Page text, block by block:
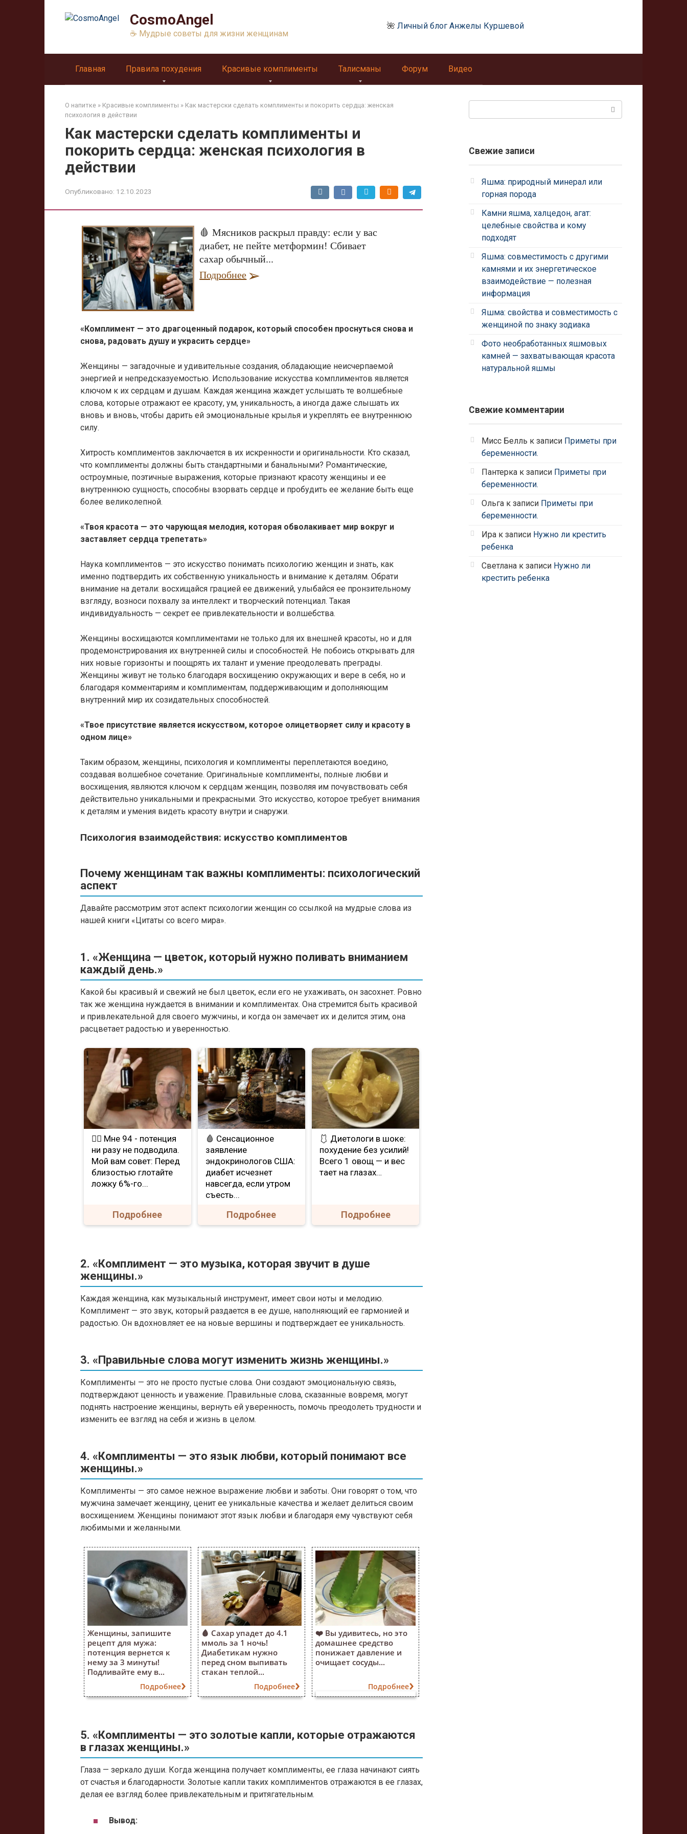
CosmoAngel
☕ Мудрые советы для жизни женщинам
🌺 Личный блог Анжелы Куршевой
Главная Правила похудения Красивые комплименты Талисманы Форум Видео
О напитке » Красивые комплименты » Как мастерски сделать комплименты и покорить сердца: женская
психология в действии
Как мастерски сделать комплименты и
покорить сердца: женская психология в
действии
Опубликовано: 12.10.2023
🩸 Мясников раскрыл правду: если у вас
диабет, не пейте метформин! Сбивает
сахар обычный...
Подробнее
«Комплимент — это драгоценный подарок, который способен проснуться снова и
снова, радовать душу и украсить сердце»
Женщины — загадочные и удивительные создания, обладающие неисчерпаемой
энергией и непредсказуемостью. Использование искусства комплиментов является
ключом к их сердцам и душам. Каждая женщина жаждет услышать те волшебные
слова, которые отражают ее красоту, ум, уникальность, а иногда даже слышать их
вновь и вновь, чтобы дарить ей эмоциональные крылья и укреплять ее внутреннюю
силу.
Хитрость комплиментов заключается в их искренности и оригинальности. Кто сказал,
что комплименты должны быть стандартными и банальными? Романтические,
остроумные, поэтичные выражения, которые признают красоту женщины и ее
внутреннюю сущность, способны взорвать сердце и пробудить ее желание быть еще
более великолепной.
«Твоя красота — это чарующая мелодия, которая обволакивает мир вокруг и
заставляет сердца трепетать»
Наука комплиментов — это искусство понимать психологию женщин и знать, как
именно подтвердить их собственную уникальность и внимание к деталям. Обрати
внимание на детали: восхищайся грацией ее движений, улыбайся ее пронзительному
взгляду, возноси похвалу за интеллект и творческий потенциал. Такая
индивидуальность — секрет ее привлекательности и волшебства.
Женщины восхищаются комплиментами не только для их внешней красоты, но и для
продемонстрирования их внутренней силы и способностей. Не побоись открывать для
них новые горизонты и поощрять их талант и умение преодолевать преграды.
Женщины живут не только благодаря восхищению окружающих и вере в себя, но и
благодаря комментариям и комплиментам, поддерживающим и дополняющим
внутренний мир их созидательных способностей.
«Твое присутствие является искусством, которое олицетворяет силу и красоту в
одном лице»
Таким образом, женщины, психология и комплименты переплетаются воедино,
создавая волшебное сочетание. Оригинальные комплименты, полные любви и
восхищения, являются ключом к сердцам женщин, позволяя им почувствовать себя
действительно уникальными и прекрасными. Это искусство, которое требует внимания
к деталям и умения видеть красоту внутри и снаружи.
Психология взаимодействия: искусство комплиментов
Почему женщинам так важны комплименты: психологический
аспект
Давайте рассмотрим этот аспект психологии женщин со ссылкой на мудрые слова из
нашей книги «Цитаты со всего мира».
1. «Женщина — цветок, который нужно поливать вниманием
каждый день.»
Какой бы красивый и свежий не был цветок, если его не ухаживать, он засохнет. Ровно
так же женщина нуждается в внимании и комплиментах. Она стремится быть красивой
и привлекательной для своего мужчины, и когда он замечает их и делится этим, она
расцветает радостью и уверенностью.
❤️‍🔥 Мне 94 - потенция
ни разу не подводила.
Мой вам совет: Перед
близостью глотайте
ложку 6%-го...
Подробнее
🩸 Сенсационное
заявление
эндокринологов США:
диабет исчезнет
навсегда, если утром
съесть...
Подробнее
🩱 Диетологи в шоке:
похудение без усилий!
Всего 1 овощ — и вес
тает на глазах…
Подробнее
2. «Комплимент — это музыка, которая звучит в душе
женщины.»
Каждая женщина, как музыкальный инструмент, имеет свои ноты и мелодию.
Комплимент — это звук, который раздается в ее душе, наполняющий ее гармонией и
радостью. Он вдохновляет ее на новые вершины и подтверждает ее уникальность.
3. «Правильные слова могут изменить жизнь женщины.»
Комплименты — это не просто пустые слова. Они создают эмоциональную связь,
подтверждают ценность и уважение. Правильные слова, сказанные вовремя, могут
поднять настроение женщины, вернуть ей уверенность, помочь преодолеть трудности и
изменить ее взгляд на себя и жизнь в целом.
4. «Комплименты — это язык любви, который понимают все
женщины.»
Комплименты — это самое нежное выражение любви и заботы. Они говорят о том, что
мужчина замечает женщину, ценит ее уникальные качества и желает делиться своим
восхищением. Женщины понимают этот язык любви и благодаря ему чувствуют себя
любимыми и желанными.
Женщины, запишите
рецепт для мужа:
потенция вернется к
нему за 3 минуты!
Подливайте ему в...
Подробнее
🩸 Сахар упадет до 4.1
ммоль за 1 ночь!
Диабетикам нужно
перед сном выпивать
стакан теплой...
Подробнее
❤️ Вы удивитесь, но это
домашнее средство
понижает давление и
очищает сосуды...
Подробнее
5. «Комплименты — это золотые капли, которые отражаются
в глазах женщины.»
Глаза — зеркало души. Когда женщина получает комплименты, ее глаза начинают сиять
от счастья и благодарности. Золотые капли таких комплиментов отражаются в ее глазах,
делая ее взгляд более привлекательным и притягательным.
Вывод:
Свежие записи
Яшма: природный минерал или
горная порода
Камни яшма, халцедон, агат:
целебные свойства и кому
подходят
Яшма: совместимость с другими
камнями и их энергетическое
взаимодействие — полезная
информация
Яшма: свойства и совместимость с
женщиной по знаку зодиака
Фото необработанных яшмовых
камней — захватывающая красота
натуральной яшмы
Свежие комментарии
Мисс Белль к записи Приметы при
беременности.
Пантерка к записи Приметы при
беременности.
Ольга к записи Приметы при
беременности.
Ира к записи Нужно ли крестить
ребенка
Светлана к записи Нужно ли
крестить ребенка